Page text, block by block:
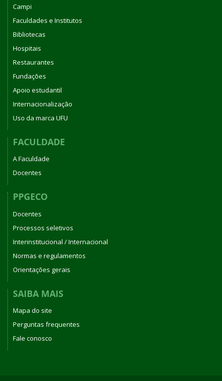
Campi
Faculdades e Institutos
Bibliotecas
Hospitais
Restaurantes
Fundações
Apoio estudantil
Internacionalização
Uso da marca UFU
FACULDADE
A Faculdade
Docentes
PPGECO
Docentes
Processos seletivos
Interinstitucional / Internacional
Normas e regulamentos
Orientações gerais
SAIBA MAIS
Mapa do site
Perguntas frequentes
Fale conosco